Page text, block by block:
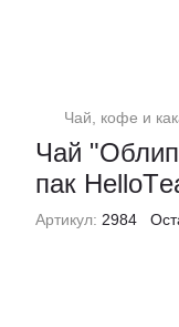
Чай, кофе и
Чай
пак
Артикул: 2984